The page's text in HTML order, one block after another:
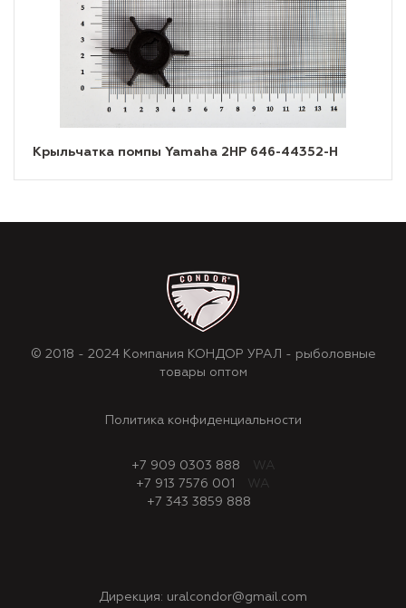
Крыльчатка помпы Yamaha 2HP 646-44352-H
© 2018 - 2024 Компания КОНДОР УРАЛ - рыболовные
товары оптом
Политика конфиденциальности
+7 909 0303 888
WA
+7 913 7576 001
WA
+7 343 3859 888
Дирекция: uralcondor@gmail.com